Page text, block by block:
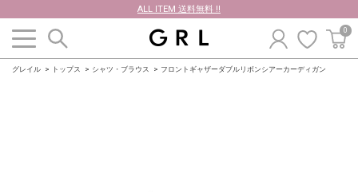
ALL ITEM 送料無料 !!
0
グレイル トップス シャツ・ブラウス フロントギャザーダブルリボンシアーカーディガン